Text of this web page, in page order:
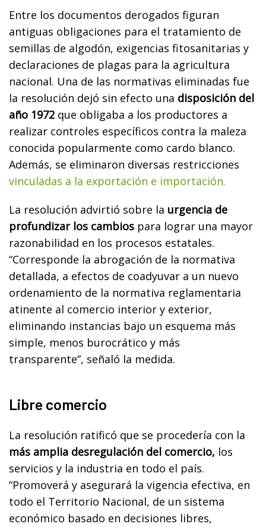
Entre los documentos derogados figuran
antiguas obligaciones para el tratamiento de
semillas de algodón, exigencias fitosanitarias y
declaraciones de plagas para la agricultura
nacional. Una de las normativas eliminadas fue
la resolución dejó sin efecto una disposición del
año 1972 que obligaba a los productores a
realizar controles específicos contra la maleza
conocida popularmente como cardo blanco.
Además, se eliminaron diversas restricciones
vinculadas a la exportación e importación.
La resolución advirtió sobre la urgencia de
profundizar los cambios para lograr una mayor
razonabilidad en los procesos estatales.
“Corresponde la abrogación de la normativa
detallada, a efectos de coadyuvar a un nuevo
ordenamiento de la normativa reglamentaria
atinente al comercio interior y exterior,
eliminando instancias bajo un esquema más
simple, menos burocrático y más
transparente”, señaló la medida.
Libre comercio
La resolución ratificó que se procedería con la
más amplia desregulación del comercio, los
servicios y la industria en todo el país.
“Promoverá y asegurará la vigencia efectiva, en
todo el Territorio Nacional, de un sistema
económico basado en decisiones libres,